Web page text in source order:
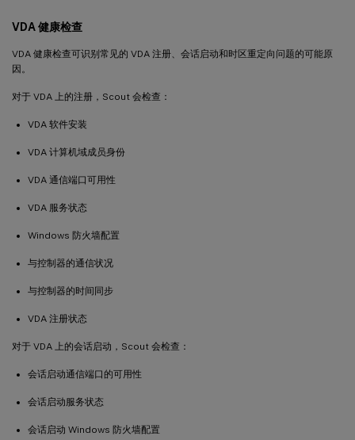
VDA 健康检查
VDA 健康检查可识别常见的 VDA 注册、会话启动和时区重定向问题的可能原
因。
对于 VDA 上的注册，Scout 会检查：
VDA 软件安装
VDA 计算机域成员身份
VDA 通信端口可用性
VDA 服务状态
Windows 防火墙配置
与控制器的通信状况
与控制器的时间同步
VDA 注册状态
对于 VDA 上的会话启动，Scout 会检查：
会话启动通信端口的可用性
会话启动服务状态
会话启动 Windows 防火墙配置